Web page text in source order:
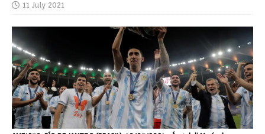
11 July 2021